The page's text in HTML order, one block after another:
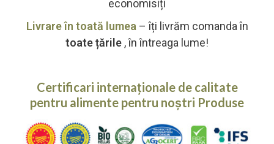
economisiți
Livrare în toată lumea– îți livrăm comanda în
toate țările , în întreaga lume!
Certificari internaționale de calitate
pentru alimente pentru noștri Produse